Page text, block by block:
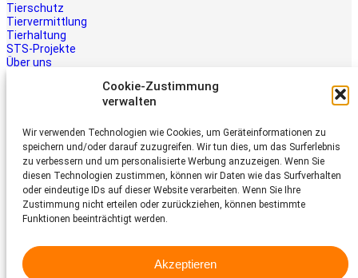
Cookie-Zustimmung
verwalten
Wir verwenden Technologien wie Cookies, um Geräteinformationen zu
speichern und/oder darauf zuzugreifen. Wir tun dies, um das Surferlebnis
zu verbessern und um personalisierte Werbung anzuzeigen. Wenn Sie
diesen Technologien zustimmen, können wir Daten wie das Surfverhalten
oder eindeutige IDs auf dieser Website verarbeiten. Wenn Sie Ihre
Zustimmung nicht erteilen oder zurückziehen, können bestimmte
Funktionen beeinträchtigt werden.
Akzeptieren
Tierschutz
Tiervermittlung
Tierhaltung
STS-Projekte
Über uns
Tiere brauchen Hilfe – auch Ihre.
Unterstützen Sie die Arbeit des
Schweizer Tierschutz STS.
Jetzt spenden
Schweizer Tierschutz STS
CH-4053 Basel